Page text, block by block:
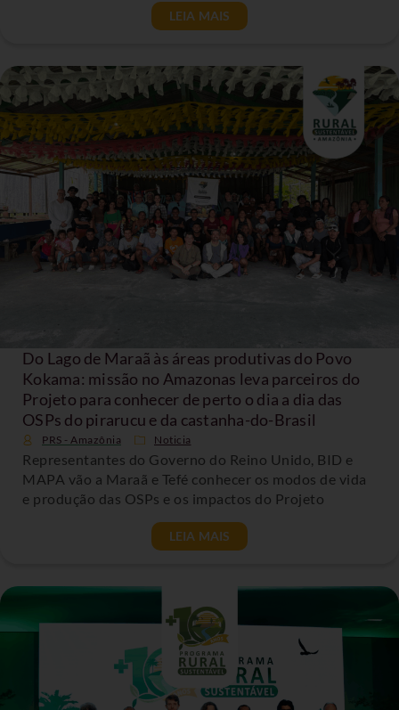
LEIA MAIS
Do Lago de Maraã às áreas produtivas do Povo
Kokama: missão no Amazonas leva parceiros do
Projeto para conhecer de perto o dia a dia das
OSPs do pirarucu e da castanha-do-Brasil
PRS - Amazônia Noticia
Representantes do Governo do Reino Unido, BID e
MAPA vão a Maraã e Tefé conhecer os modos de vida
e produção das OSPs e os impactos do Projeto
LEIA MAIS